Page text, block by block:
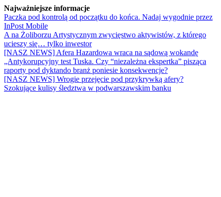
Najważniejsze informacje
Paczka pod kontrolą od początku do końca. Nadaj wygodnie przez
InPost Mobile
A na Żoliborzu Artystycznym zwycięstwo aktywistów, z którego
ucieszy się… tylko inwestor
[NASZ NEWS] Afera Hazardowa wraca na sądową wokandę
„Antykorupcyjny test Tuska. Czy “niezależna ekspertka” pisząca
raporty pod dyktando branż poniesie konsekwencje?
[NASZ NEWS] Wrogie przejęcie pod przykrywką afery?
Szokujące kulisy śledztwa w podwarszawskim banku